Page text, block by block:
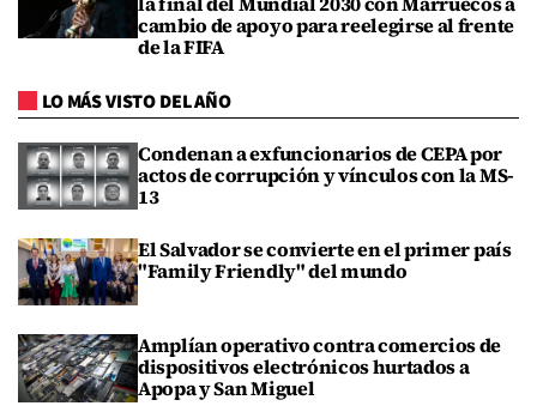
cambio de apoyo para reelegirse al frente
de la FIFA
LO MÁS VISTO DEL AÑO
Condenan a exfuncionarios de CEPA por
actos de corrupción y vínculos con la MS-
13
El Salvador se convierte en el primer país
"Family Friendly" del mundo
Amplían operativo contra comercios de
dispositivos electrónicos hurtados a
Apopa y San Miguel